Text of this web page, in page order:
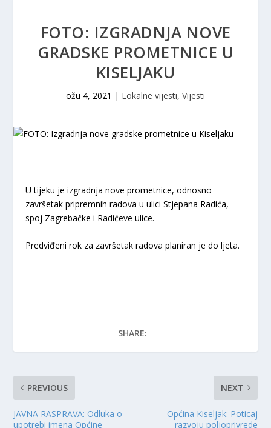
FOTO: IZGRADNJA NOVE
GRADSKE PROMETNICE U
KISELJAKU
ožu 4, 2021 | Lokalne vijesti, Vijesti
U tijeku je izgradnja nove prometnice, odnosno
završetak pripremnih radova u ulici Stjepana Radića,
spoj Zagrebačke i Radićeve ulice.
Predviđeni rok za završetak radova planiran je do ljeta.
SHARE:
PREVIOUS
JAVNA RASPRAVA: Odluka o
upotrebi imena Općine
NEXT
Općina Kiseljak: Poticaj
razvoju poljoprivrede